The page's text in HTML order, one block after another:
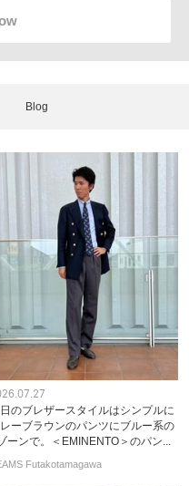
Blog
のブレザースタイルはシンプルに
ーブラウンのパンツにブルー系の
ーンで。＜EMINENTO＞のパン...
Futakotamagawa